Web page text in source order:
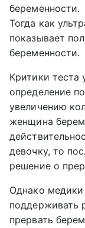
беременности.
Тогда как
показывает
беременности.
Критики теста
определение
увеличению
женщина
девочку, то
решение о
Однако медики
поддерживать
прервать